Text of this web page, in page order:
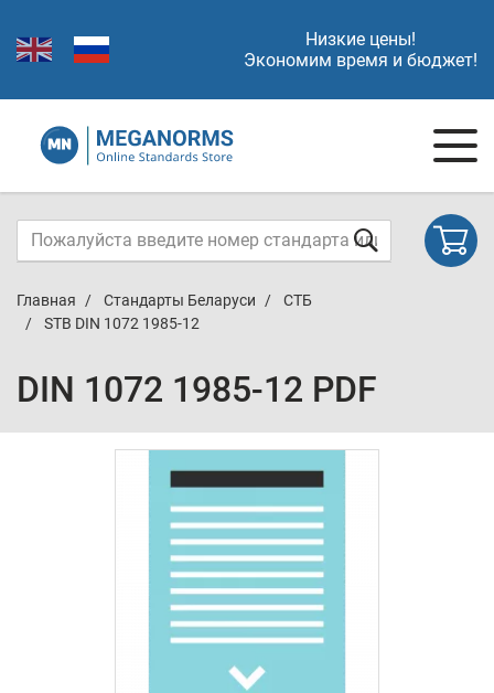
Низкие цены!
Экономим время и бюджет!
Главная Стандарты Беларуси
СТБ
STB DIN 1072 1985-12
DIN 1072 1985-12 PDF